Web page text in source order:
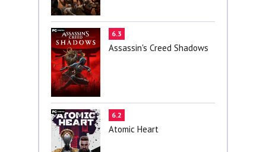
6.3
Assassin's Creed Shadows
6.2
Atomic Heart